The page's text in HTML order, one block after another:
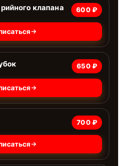
клапана 600 ₽
650 ₽
700 ₽